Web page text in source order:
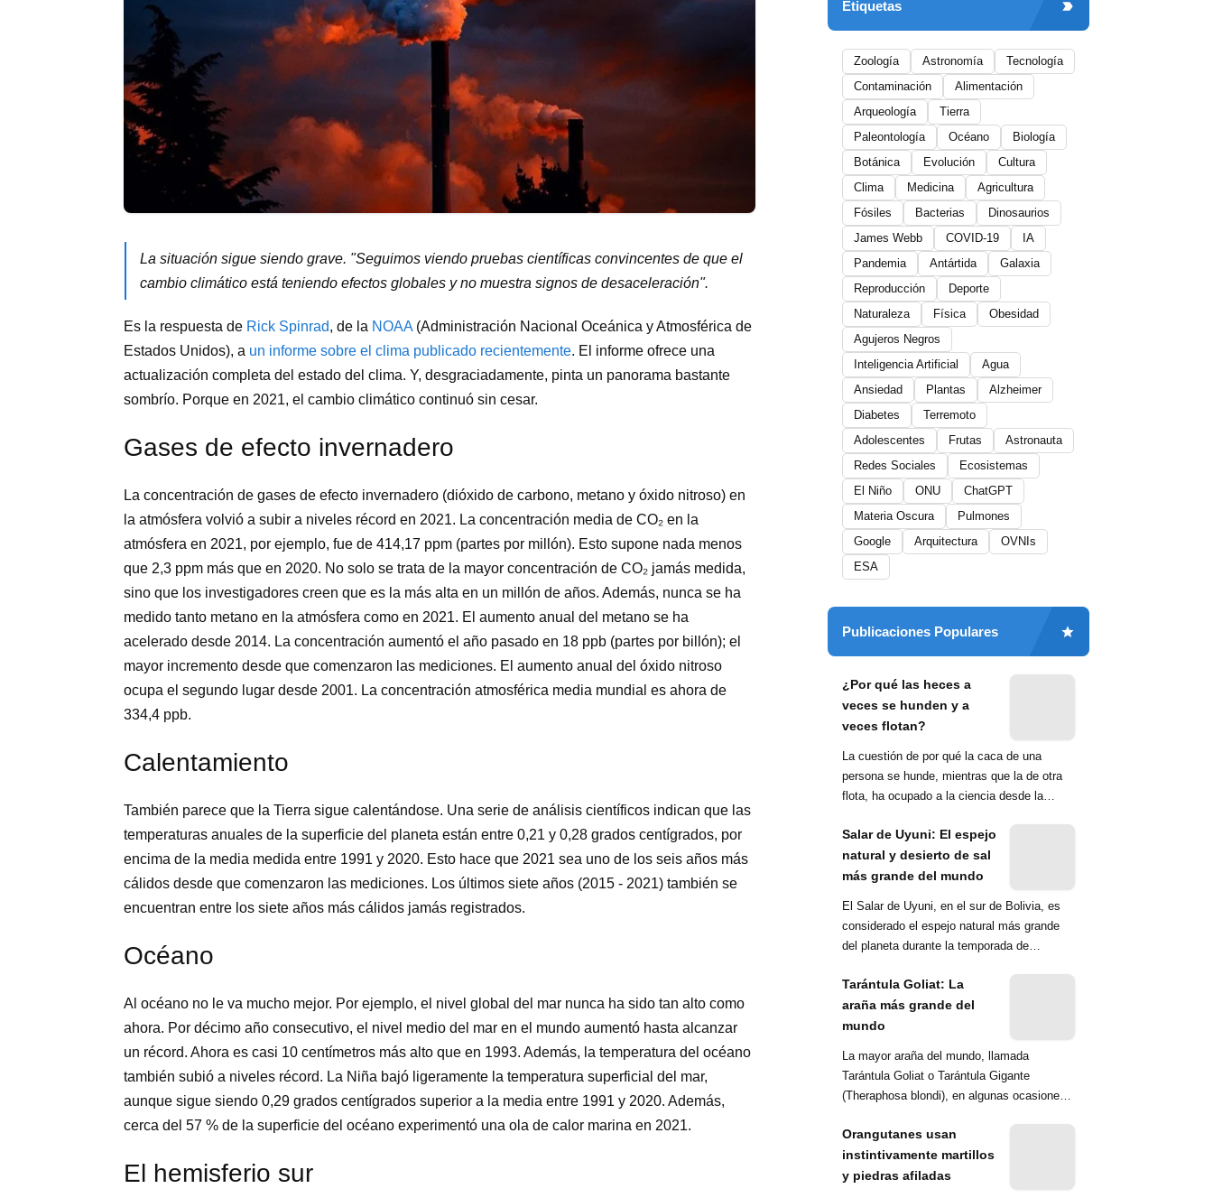
La situación sigue siendo grave. "Seguimos viendo pruebas científicas convincentes de que el
cambio climático está teniendo efectos globales y no muestra signos de desaceleración".
Es la respuesta de Rick Spinrad, de la NOAA (Administración Nacional Oceánica y Atmosférica de
Estados Unidos), a un informe sobre el clima publicado recientemente. El informe ofrece una
actualización completa del estado del clima. Y, desgraciadamente, pinta un panorama bastante
sombrío. Porque en 2021, el cambio climático continuó sin cesar.
Gases de efecto invernadero
La concentración de gases de efecto invernadero (dióxido de carbono, metano y óxido nitroso) en
la atmósfera volvió a subir a niveles récord en 2021. La concentración media de CO₂ en la
atmósfera en 2021, por ejemplo, fue de 414,17 ppm (partes por millón). Esto supone nada menos
que 2,3 ppm más que en 2020. No solo se trata de la mayor concentración de CO₂ jamás medida,
sino que los investigadores creen que es la más alta en un millón de años. Además, nunca se ha
medido tanto metano en la atmósfera como en 2021. El aumento anual del metano se ha
acelerado desde 2014. La concentración aumentó el año pasado en 18 ppb (partes por billón); el
mayor incremento desde que comenzaron las mediciones. El aumento anual del óxido nitroso
ocupa el segundo lugar desde 2001. La concentración atmosférica media mundial es ahora de
334,4 ppb.
Calentamiento
También parece que la Tierra sigue calentándose. Una serie de análisis científicos indican que las
temperaturas anuales de la superficie del planeta están entre 0,21 y 0,28 grados centígrados, por
encima de la media medida entre 1991 y 2020. Esto hace que 2021 sea uno de los seis años más
cálidos desde que comenzaron las mediciones. Los últimos siete años (2015 - 2021) también se
encuentran entre los siete años más cálidos jamás registrados.
Océano
Al océano no le va mucho mejor. Por ejemplo, el nivel global del mar nunca ha sido tan alto como
ahora. Por décimo año consecutivo, el nivel medio del mar en el mundo aumentó hasta alcanzar
un récord. Ahora es casi 10 centímetros más alto que en 1993. Además, la temperatura del océano
también subió a niveles récord. La Niña bajó ligeramente la temperatura superficial del mar,
aunque sigue siendo 0,29 grados centígrados superior a la media entre 1991 y 2020. Además,
cerca del 57 % de la superficie del océano experimentó una ola de calor marina en 2021.
El hemisferio sur
Etiquetas
Zoología Astronomía
Tecnología
Contaminación
Alimentación
Arqueología
Tierra
Paleontología
Océano
Biología
Botánica
Evolución
Cultura
Clima
Medicina
Agricultura
Fósiles
Bacterias
Dinosaurios
James Webb
COVID-19
IA
Pandemia
Antártida
Galaxia
Reproducción
Deporte
Naturaleza
Física
Obesidad
Agujeros Negros
Inteligencia Artificial
Agua
Ansiedad
Plantas
Alzheimer
Diabetes
Terremoto
Adolescentes
Frutas
Astronauta
Redes Sociales
Ecosistemas
El Niño
ONU
ChatGPT
Materia Oscura
Pulmones
Google
Arquitectura
OVNIs
ESA
Publicaciones Populares
¿Por qué las heces a
veces se hunden y a
veces flotan?
La cuestión de por qué la caca de una
persona se hunde, mientras que la de otra
flota, ha ocupado a la ciencia desde la
Salar de Uyuni: El espejo
natural y desierto de sal
más grande del mundo
El Salar de Uyuni, en el sur de Bolivia, es
considerado el espejo natural más grande
del planeta durante la temporada de
Tarántula Goliat: La
araña más grande del
mundo
La mayor araña del mundo, llamada
Tarántula Goliat o Tarántula Gigante
(Theraphosa blondi), en algunas ocasiones
Orangutanes usan
instintivamente martillos
y piedras afiladas